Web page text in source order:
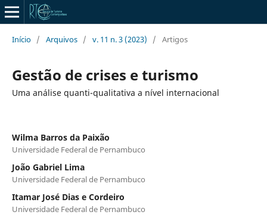
Início / Arquivos / v. 11 n. 3 (2023) / Artigos
Gestão de crises e turismo
Uma análise quanti-qualitativa a nível internacional
Wilma Barros da Paixão
Universidade Federal de Pernambuco
João Gabriel Lima
Universidade Federal de Pernambuco
Itamar José Dias e Cordeiro
Universidade Federal de Pernambuco